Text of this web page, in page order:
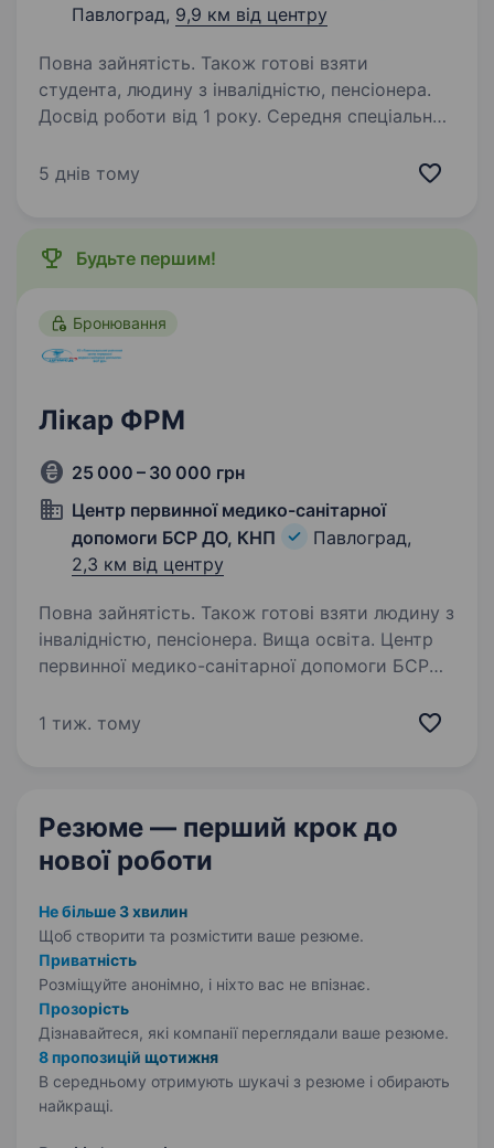
Павлоград, 9,9 км від центру
Повна зайнятість. Також готові взяти
студента, людину з інвалідністю, пенсіонера.
Досвід роботи від 1 року. Середня спеціальна
«Сонячний» запрошує на роботу медичну
санаторію. Безкоштовне триразове
харчування у нашій їдальні…
5 днів тому
Будьте першим!
Бронювання
Лікар ФРМ
25 000 – 30 000 грн
Центр первинної медико-санітарної
допомоги БСР ДО, КНП
Павлоград,
2,3 км від центру
Повна зайнятість. Також готові взяти людину з
інвалідністю, пенсіонера. Вища освіта. Центр
первинної медико-санітарної допомоги БСР
реабілітації, Павлоградський район, запрошує
1 тиж. тому
Резюме — перший крок до
нової роботи
Не більше 3 хвилин
Щоб створити та розмістити ваше резюме.
Приватність
Розміщуйте анонімно, і ніхто вас не впізнає.
Прозорість
Дізнавайтеся, які компанії переглядали ваше резюме.
8 пропозицій щотижня
В середньому отримують шукачі з резюме і обирають
найкращі.